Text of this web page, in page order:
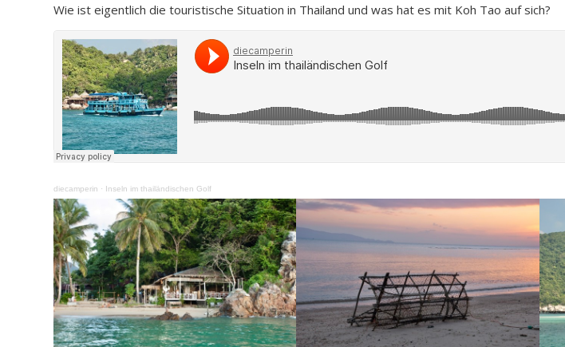
Wie ist eigentlich die touristische Situation in Thailand und was hat es mit Koh Tao auf sich?
diecamperin · Inseln im thailändischen Golf